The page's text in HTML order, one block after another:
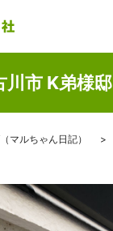
川市 K弟様邸
マルちゃん日記）